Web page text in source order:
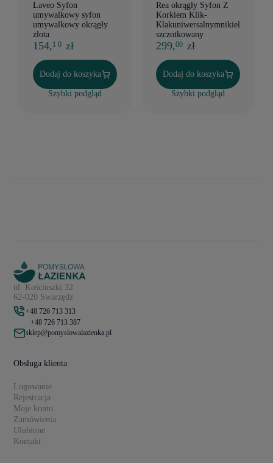
Laveo Syfon
umywalkowy syfon
umywalkowy okrągły
złota
154,1 0 zł
Dodaj do koszyka
Szybki podgląd
Rea okrągły Syfon Z
Korkiem Klik-
Klakuniwersalnymnikiel
szczotkowany
299,00 zł
Dodaj do koszyka
Szybki podgląd
ul. Kościuszki 32
62-020 Swarzędz
+48 726 713 313
+48 726 713 387
sklep@pomyslowalazienka.pl
Obsługa klienta
Logowanie
Rejestracja
Moje konto
Zamówienia
Ulubione
Kontakt